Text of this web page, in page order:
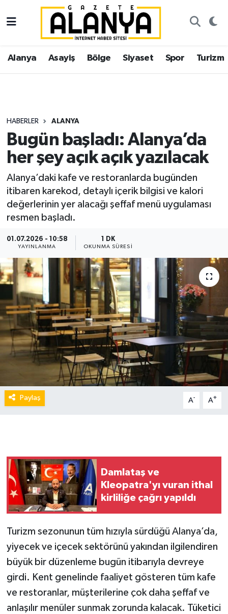
Alanya Asayiş Bölge Siyaset Spor Turizm
HABERLER ALANYA
Bugün başladı: Alanya’da
her şey açık açık yazılacak
Alanya’daki kafe ve restoranlarda bugünden
itibaren karekod, detaylı içerik bilgisi ve kalori
değerlerinin yer alacağı şeffaf menü uygulaması
resmen başladı.
01.07.2026 - 10:58
YAYINLANMA
1 DK
OKUNMA SÜRESI
Paylaş A- A+
Damlataş ve
Kleopatra'yı vuran ithal
kirliliğe çağrı yapıldı
Turizm sezonunun tüm hızıyla sürdüğü Alanya’da,
yiyecek ve içecek sektörünü yakından ilgilendiren
büyük bir düzenleme bugün itibarıyla devreye
girdi. Kent genelinde faaliyet gösteren tüm kafe
ve restoranlar, müşterilerine çok daha şeffaf ve
anlaşılır menüler sunmak zorunda kalacak. Tüketici
Alanya
Asayiş
Siyaset
Spor
Turizm
Ekonomi
Gazipaşa
İstanbul Nöbetçi Eczaneler
İstanbul Hava Durumu
Süper Lig Puan Durumu ve Fikstür
Tüm Manşetler
Son Dakika Haberleri
Haber Arşivi